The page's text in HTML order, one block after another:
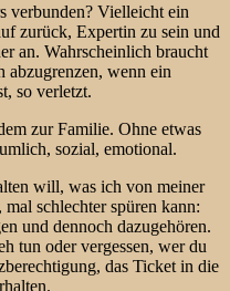
verbunden? Vielleicht ein
zurück, Expertin zu sein und
an. Wahrscheinlich braucht
abzugrenzen, wenn ein
so verletzt.
zur Familie. Ohne etwas
sozial, emotional.
will, was ich von meiner
schlechter spüren kann:
und dennoch dazugehören.
tun oder vergessen, wer du
das Ticket in die